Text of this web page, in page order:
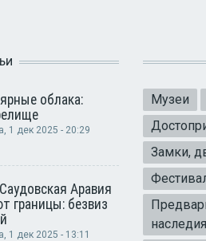
облака:
, 1 дек 2025 - 20:29
Аравия
границы: безвиз
, 1 дек 2025 - 13:11
Музеи
Замки,
наследия